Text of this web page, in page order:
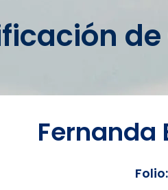
Fernanda
Folio: